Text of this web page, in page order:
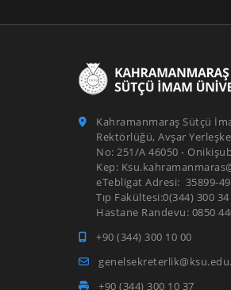
Kahramanmaraş Sütçü
Rektörlüğü, Avşar
No: 251/A 46050 -
Kep:
eTebligat Adresi: 35899-
Tıp Fakültesi:0(344)
Hastane Randevu:
+90 (344) 300 10 00
+90 (344) 300 10 37